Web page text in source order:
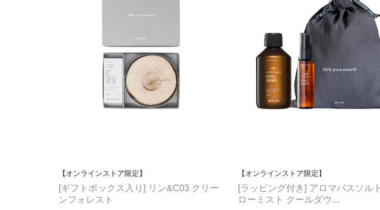
【オンラインストア限定】
[ギフトボックス入り] リン&C03 クリー
ンフォレスト
【オンラインストア限定】
[ラッピング付き] アロマバスソル
ローミスト クールダウ...